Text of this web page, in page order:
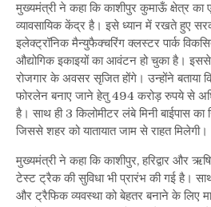
मुख्यमंत्री ने कहा कि काशीपुर कुमाऊँ क्षेत्र का
व्यावसायिक केंद्र है। इसे ध्यान में रखते हुए
इलेक्ट्रॉनिक मैन्युफैक्चरिंग क्लस्टर पार्क
औद्योगिक इकाइयों का आवंटन हो चुका है।
रोजगार के अवसर सृजित होंगे। उन्होंने बताया
फोरलेन बनाए जाने हेतु 494 करोड़ रुपये से
है। साथ ही 3 किलोमीटर लंबे मिनी बाईपास का
जिससे शहर को यातायात जाम से राहत मिलेगी।
मुख्यमंत्री ने कहा कि काशीपुर, हरिद्वार और
टेस्ट ट्रैक की सुविधा भी प्रारंभ की गई है।
और ट्रैफिक व्यवस्था को बेहतर बनाने के लिए